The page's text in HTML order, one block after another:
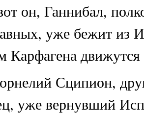
он, Ганнибал,
уже бежит из
Карфагена
Сципион,
уже вернувший